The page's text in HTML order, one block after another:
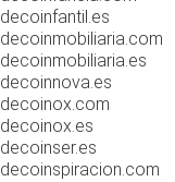
decoinfantil.es
decoinmobiliaria.com
decoinmobiliaria.es
decoinnova.es
decoinox.com
decoinox.es
decoinser.es
decoinspiracion.com